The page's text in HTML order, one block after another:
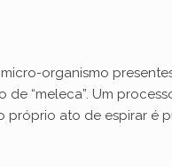
organismo
“meleca”. Um
próprio ato de espirar